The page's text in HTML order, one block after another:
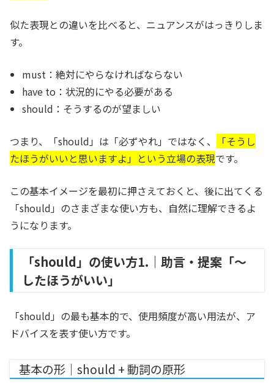
似た表現との違いを比べると、ニュアンスがはっきりしま
す。
must：絶対にやらなければならない
have to：状況的にやる必要がある
should：そうするのが望ましい
つまり、「should」は「必ずやれ」ではなく、
「そうし
たほうがいいと思いますよ」という立場の表現です。
この基本イメージを最初に押さえておくと、後に出てくる
「should」のさまざまな使い方も、自然に理解できるよ
うになります。
「should」の使い方1.｜助言・提案「〜
したほうがいい」
「should」の最も基本的で、使用頻度が高い用法が、ア
ドバイスを表す使い方です。
基本の形｜should + 動詞の原形